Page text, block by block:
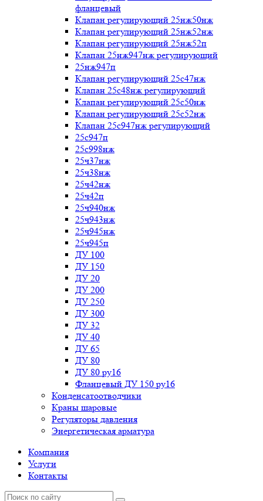
фланцевый
Клапан регулирующий 25нж50нж
Клапан регулирующий 25нж52нж
Клапан регулирующий 25нж52п
Клапан 25нж947нж регулирующий
25нж947п
Клапан регулирующий 25с47нж
Клапан 25с48нж регулирующий
Клапан регулирующий 25с50нж
Клапан регулирующий 25с52нж
Клапан 25с947нж регулирующий
25с947п
25с998нж
25ч37нж
25ч38нж
25ч42нж
25ч42п
25ч940нж
25ч943нж
25ч945нж
25ч945п
ДУ 100
ДУ 150
ДУ 20
ДУ 200
ДУ 250
ДУ 300
ДУ 32
ДУ 40
ДУ 65
ДУ 80
ДУ 80 ру16
Фланцевый ДУ 150 ру16
Конденсатоотводчики
Краны шаровые
Регуляторы давления
Энергетическая арматура
Компания
Услуги
Контакты